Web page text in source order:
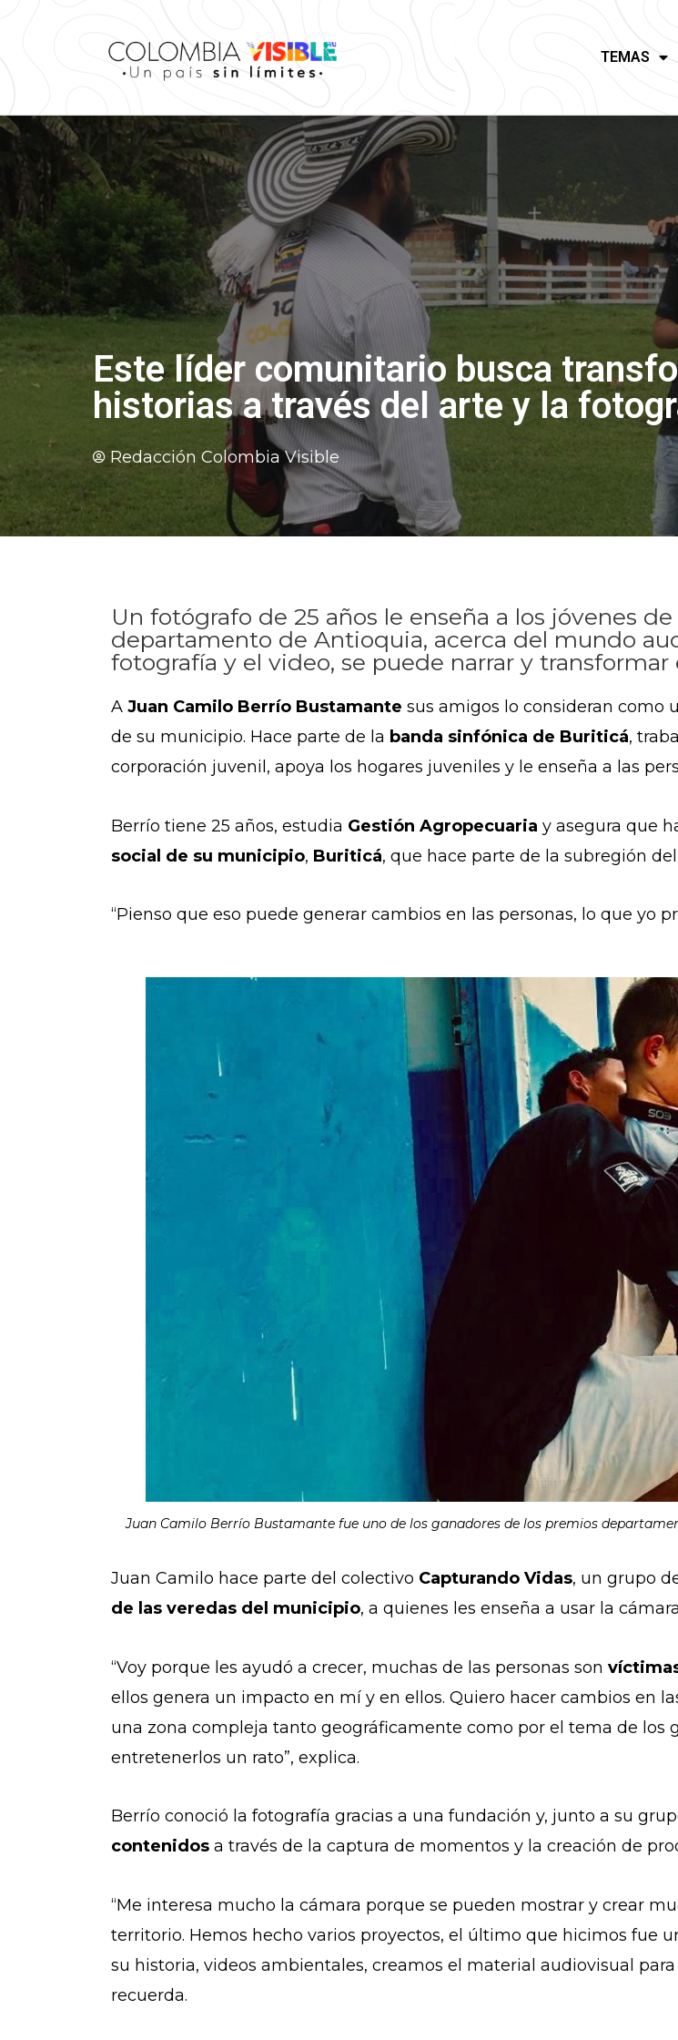
TEMAS
Este líder comunitario busca
historias a través del arte y la
Redacción Colombia Visible
Un fotógrafo de 25 años le enseña a los jóvenes
departamento de Antioquia, acerca del mundo
fotografía y el video, se puede narrar y transformar
A Juan Camilo Berrío Bustamante sus amigos lo consideran como
de su municipio. Hace parte de la banda sinfónica de Buriticá,
corporación juvenil, apoya los hogares juveniles y le enseña a las
Berrío tiene 25 años, estudia Gestión Agropecuaria y asegura que
social de su municipio, Buriticá, que hace parte de la subregión
“Pienso que eso puede generar cambios en las personas, lo que yo
Juan Camilo Berrío Bustamante fue uno de los ganadores de los premios
Juan Camilo hace parte del colectivo Capturando Vidas, un grupo
de las veredas del municipio, a quienes les enseña a usar la
“Voy porque les ayudó a crecer, muchas de las personas son
ellos genera un impacto en mí y en ellos. Quiero hacer cambios en
una zona compleja tanto geográficamente como por el tema de los
entretenerlos un rato”, explica.
Berrío conoció la fotografía gracias a una fundación y, junto a su
contenidos a través de la captura de momentos y la creación de
“Me interesa mucho la cámara porque se pueden mostrar y crear
territorio. Hemos hecho varios proyectos, el último que hicimos fue
su historia, videos ambientales, creamos el material audiovisual
recuerda.